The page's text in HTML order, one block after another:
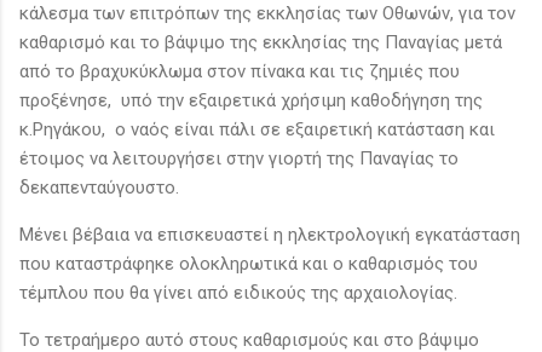
κάλεσμα των επιτρόπων της εκκλησίας των Οθωνών, για τον
καθαρισμό και το βάψιμο της εκκλησίας της Παναγίας μετά
από το βραχυκύκλωμα στον πίνακα και τις ζημιές που
προξένησε, υπό την εξαιρετικά χρήσιμη καθοδήγηση της
κ.Ρηγάκου, ο ναός είναι πάλι σε εξαιρετική κατάσταση και
έτοιμος να λειτουργήσει στην γιορτή της Παναγίας το
δεκαπενταύγουστο.
Μένει βέβαια να επισκευαστεί η ηλεκτρολογική εγκατάσταση
που καταστράφηκε ολοκληρωτικά και ο καθαρισμός του
τέμπλου που θα γίνει από ειδικούς της αρχαιολογίας.
Το τετραήμερο αυτό στους καθαρισμούς και στο βάψιμο